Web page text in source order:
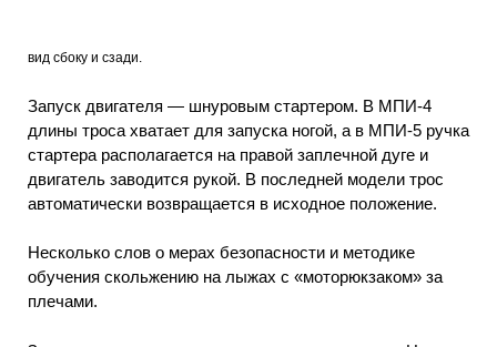
вид сбоку и сзади.
Запуск двигателя — шнуровым стартером. В МПИ-4
длины троса хватает для запуска ногой, а в МПИ-5 ручка
стартера располагается на правой заплечной дуге и
двигатель заводится рукой. В последней модели трос
автоматически возвращается в исходное положение.
Несколько слов о мерах безопасности и методике
обучения скольжению на лыжах с «моторюкзаком» за
плечами.